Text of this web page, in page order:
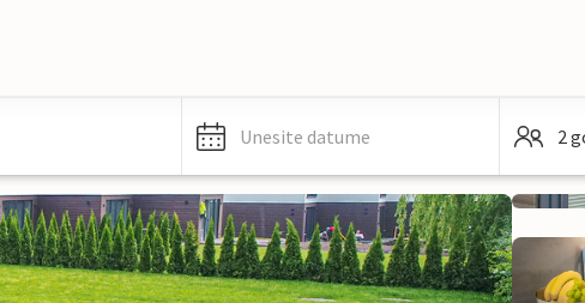
Unesite datume 2